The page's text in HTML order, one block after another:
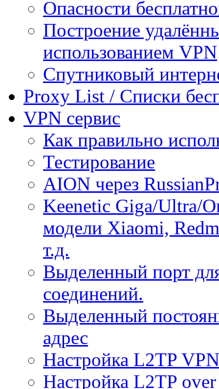
Опасности
Построение
использованием VPN
Спутниковый
Proxy List / Списки
VPN сервис
Как правильно
Тестирование
AION через
Keenetic Giga/Ultra/
модели Xiaomi,
т.д.
Выделенный порт
соединений.
Выделенный
адрес
Настройка L2TP
Настройка L2TP